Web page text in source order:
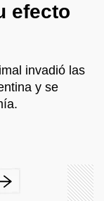
efecto
invadió las
y se